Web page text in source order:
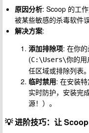
原因分析: Scoop 的工
被某些敏感的杀毒软件
解决方案:
添加排除项: 在你
(C:\Users\你的用
任区域或排除列表。
临时禁用: 在安装
实时防护，安装完
源！）。
💡进阶技巧：让